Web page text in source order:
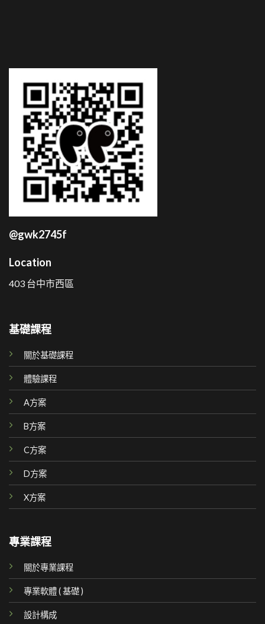
@gwk2745f
Location
403 台中市西區
基礎課程
關於基礎課程
體驗課程
A方案
B方案
C方案
D方案
X方案
專業課程
關於專業課程
專業軟體 ( 基礎 )
設計構成